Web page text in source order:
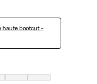
haute bootcut -
et 7 est égal à Très grand